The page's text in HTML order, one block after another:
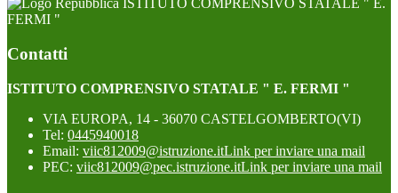
ISTITUTO COMPRENSIVO STATALE " E.
FERMI "
Contatti
ISTITUTO COMPRENSIVO STATALE " E. FERMI "
VIA EUROPA, 14 - 36070 CASTELGOMBERTO(VI)
Tel: 0445940018
Email: viic812009@istruzione.itLink per inviare una mail
PEC: viic812009@pec.istruzione.itLink per inviare una mail